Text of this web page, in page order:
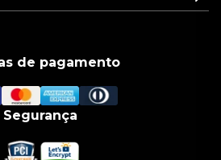
de pagamento
Segurança